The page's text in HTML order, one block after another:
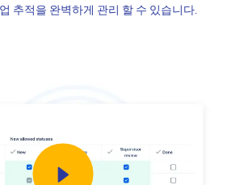
추적을 완벽하게 관리 할 수 있습니다.